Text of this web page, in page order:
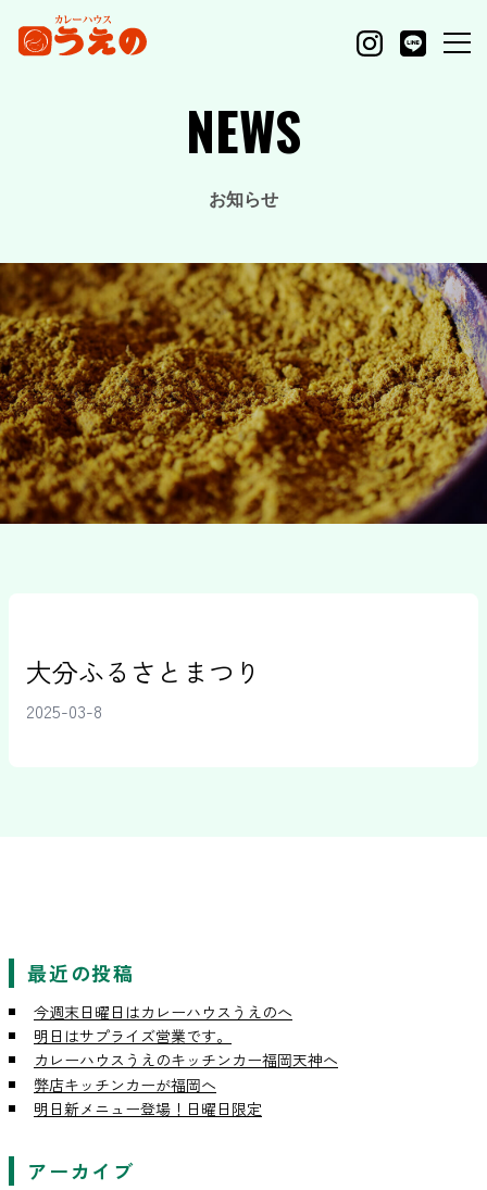
NEWS
お知らせ
大分ふるさとまつり
2025-03-8
最近の投稿
今週末日曜日はカレーハウスうえのへ
明日はサプライズ営業です。
カレーハウスうえのキッチンカー福岡天神へ
弊店キッチンカーが福岡へ
明日新メニュー登場！日曜日限定
アーカイブ